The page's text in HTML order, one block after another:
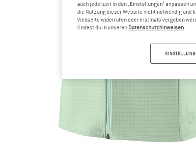
auch jederzeit in den „Einstellungen“ anpassen
die Nutzung dieser Website nicht notwendig und
Webseite widerrufen oder erstmals vergeben
findest du in unseren Datenschutzhinweisen.